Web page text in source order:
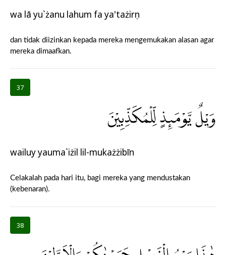
wa lā yu`żanu lahum fa ya'tażirụn
dan tidak diizinkan kepada mereka mengemukakan alasan agar
mereka dimaafkan.
37
وَيْلٌ يَّوْمَىِٕذٍ لِّلْمُكَذِّبِيْنَ
wailuy yauma`iżil lil-mukażżibīn
Celakalah pada hari itu, bagi mereka yang mendustakan
(kebenaran).
38